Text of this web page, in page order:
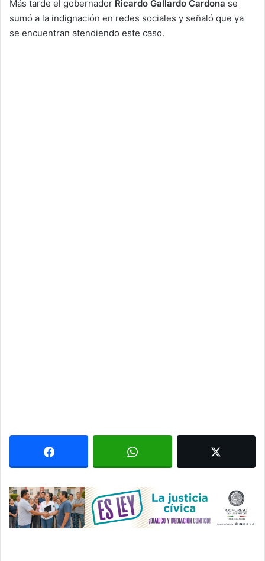
Más tarde el gobernador Ricardo Gallardo Cardona se
sumó a la indignación en redes sociales y señaló que ya
se encuentran atendiendo este caso.